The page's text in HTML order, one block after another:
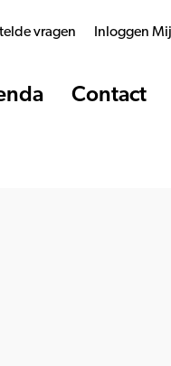
Contact
vragen Inloggen